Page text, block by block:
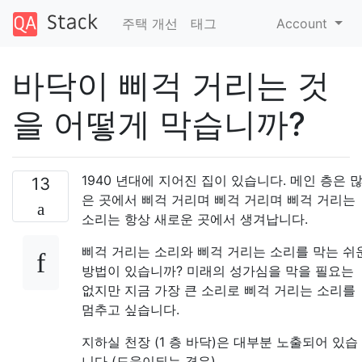
주택 개선 태그 Account
바닥이 삐걱 거리는 것
을 어떻게 막습니까?
13
1940 년대에 지어진 집이 있습니다. 메인 층은 많
은 곳에서 삐걱 거리며 삐걱 거리며 삐걱 거리는
소리는 항상 새로운 곳에서 생겨납니다.
삐걱 거리는 소리와 삐걱 거리는 소리를 막는 쉬
방법이 있습니까? 미래의 성가심을 막을 필요는
없지만 지금 가장 큰 소리로 삐걱 거리는 소리를
멈추고 싶습니다.
지하실 천장 (1 층 바닥)은 대부분 노출되어 있습